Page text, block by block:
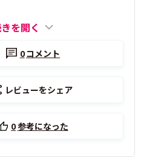
を開く
0コメント
レビューをシェア
0参考になった